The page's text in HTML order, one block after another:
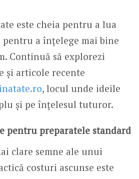
este cheia pentru a lua
a înțelege mai bine
Continuă să explorezi
și articole recente
, locul unde ideile
și pe înțelesul tuturor.
pentru preparatele standard
clare semne ale unui
costuri ascunse este